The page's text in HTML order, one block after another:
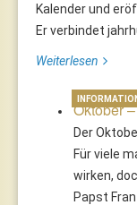
Kalender und
Er verbindet
Weiterlesen
Oktober
Der
Für viele
wirken,
Papst